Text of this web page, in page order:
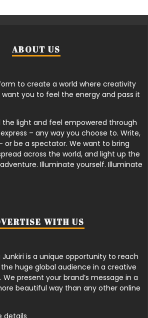
ABOUT US
to create a world where creativity
want you to feel the energy and pass it
light and feel empowered through
– any way you choose to. Write,
or be a spectator. We want to bring
across the world, and light up the
Illuminate yourself. Illuminate
WITH US
Junkiri is a unique opportunity to reach
huge global audience in a creative
present your brand’s message in a
beautiful way than any other online
details